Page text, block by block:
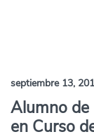
septiembre 13,
Alumno de
en Curso